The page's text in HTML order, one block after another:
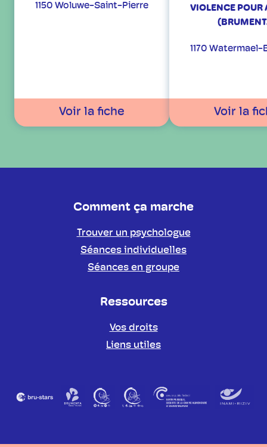
1150 Woluwe-Saint-Pierre
Voir la fiche
VIOLENCE POUR
1170
Voir la
Comment ça marche
Trouver un psychologue
Séances individuelles
Séances en groupe
Ressources
Vos droits
Liens utiles
Partenaires